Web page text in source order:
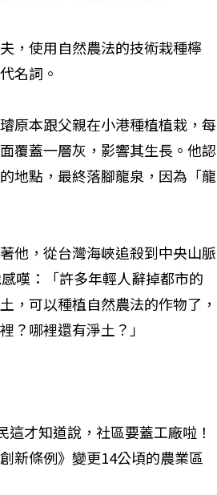
，使用自然農法的技術栽種檸
名詞。
原本跟父親在小港種植植栽，每
覆蓋一層灰，影響其生長。他認
地點，最終落腳龍泉，因為「龍
他，從台灣海峽追殺到中央山脈
嘆：「許多年輕人辭掉都市的
，可以種植自然農法的作物了，
？哪裡還有淨土？」
才知道說，社區要蓋工廠啦！
新條例》變更14公頃的農業區